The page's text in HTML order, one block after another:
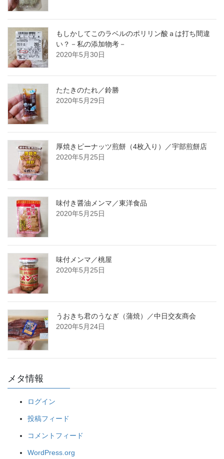
もしかしてこのラベルのポリリン酸ａは打ち間違
い？－私の添加物考－
2020年5月30日
たたきのたれ／鈴勝
2020年5月29日
厚焼きピーナッツ煎餅（4枚入り）／宇部煎餅店
2020年5月25日
味付き醤油メンマ／東洋食品
2020年5月25日
味付メンマ／桃屋
2020年5月25日
うおきち君のうなぎ（蒲焼）／中日交友商会
2020年5月24日
メタ情報
ログイン
投稿フィード
コメントフィード
WordPress.org